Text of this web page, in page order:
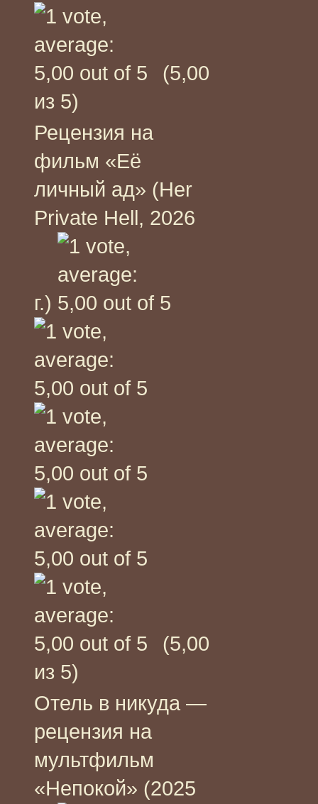
(5,00
из 5)
Рецензия на
фильм «Её
личный ад» (Her
Private Hell, 2026
г.)
(5,00
из 5)
Отель в никуда —
рецензия на
мультфильм
«Непокой» (2025